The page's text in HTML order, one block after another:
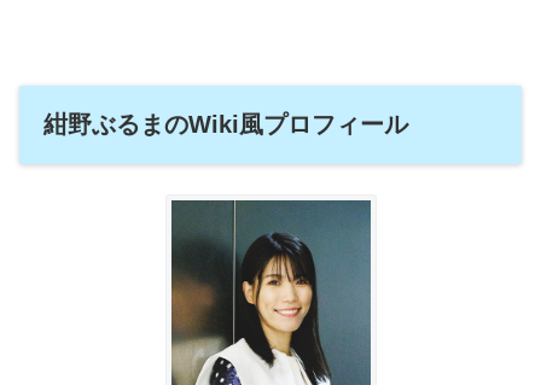
紺野ぶるまのWiki風プロフィール